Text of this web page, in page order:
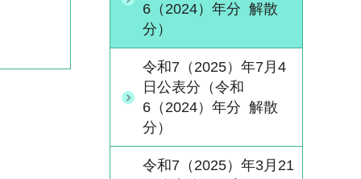
6（2024）年分 解散
分）
令和7（2025）年7月4
日公表分（令和
6（2024）年分 解散
分）
令和7（2025）年3月21